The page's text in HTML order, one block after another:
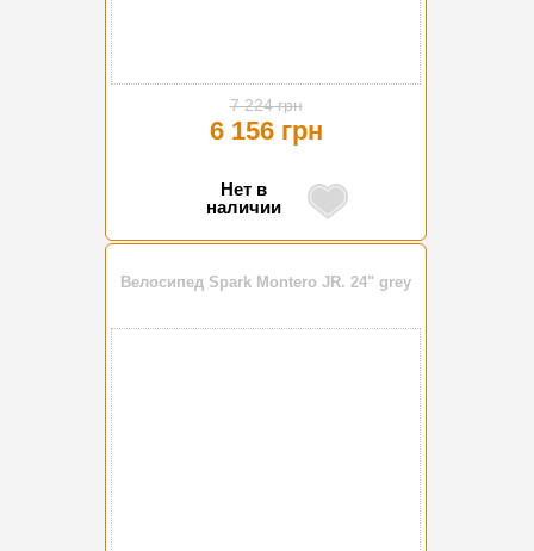
7 224 грн
6 156 грн
Нет в
наличии
Велосипед Spark Montero JR. 24" grey